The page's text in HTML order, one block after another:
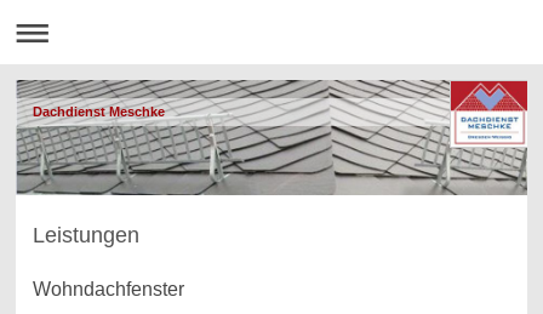
Dachdienst Meschke
Leistungen
Wohndachfenster